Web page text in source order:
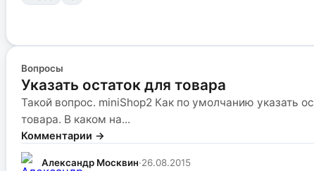
Вопросы
Указать остаток для товара
Такой вопрос. miniShop2 Как по умолчанию указать
товара. В каком на...
Комментарии →
Александр Москвин·26.08.2015